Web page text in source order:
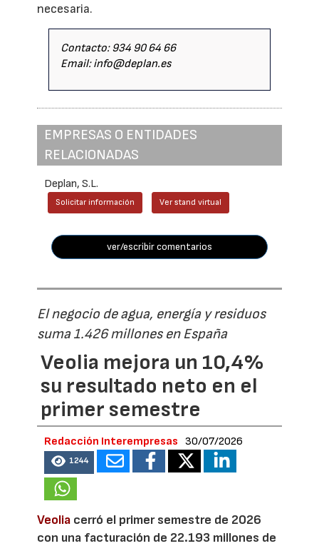
necesaria.
Contacto: 934 90 64 66
Email: info@deplan.es
EMPRESAS O ENTIDADES
RELACIONADAS
Deplan, S.L.
Solicitar información Ver stand virtual
ver/escribir comentarios
El negocio de agua, energía y residuos
suma 1.426 millones en España
Veolia mejora un 10,4%
su resultado neto en el
primer semestre
Redacción Interempresas 30/07/2026
1244
Veolia cerró el primer semestre de 2026
con una facturación de 22.193 millones de